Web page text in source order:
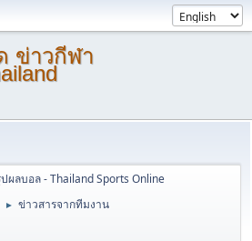
ข่าวกีฬา
ผลบอล - Thailand Sports Online
► ข่าวสารจากทีมงาน